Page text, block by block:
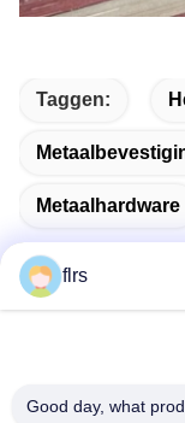
Taggen:
Metaalhardware
Adres
flrs
Good day, what